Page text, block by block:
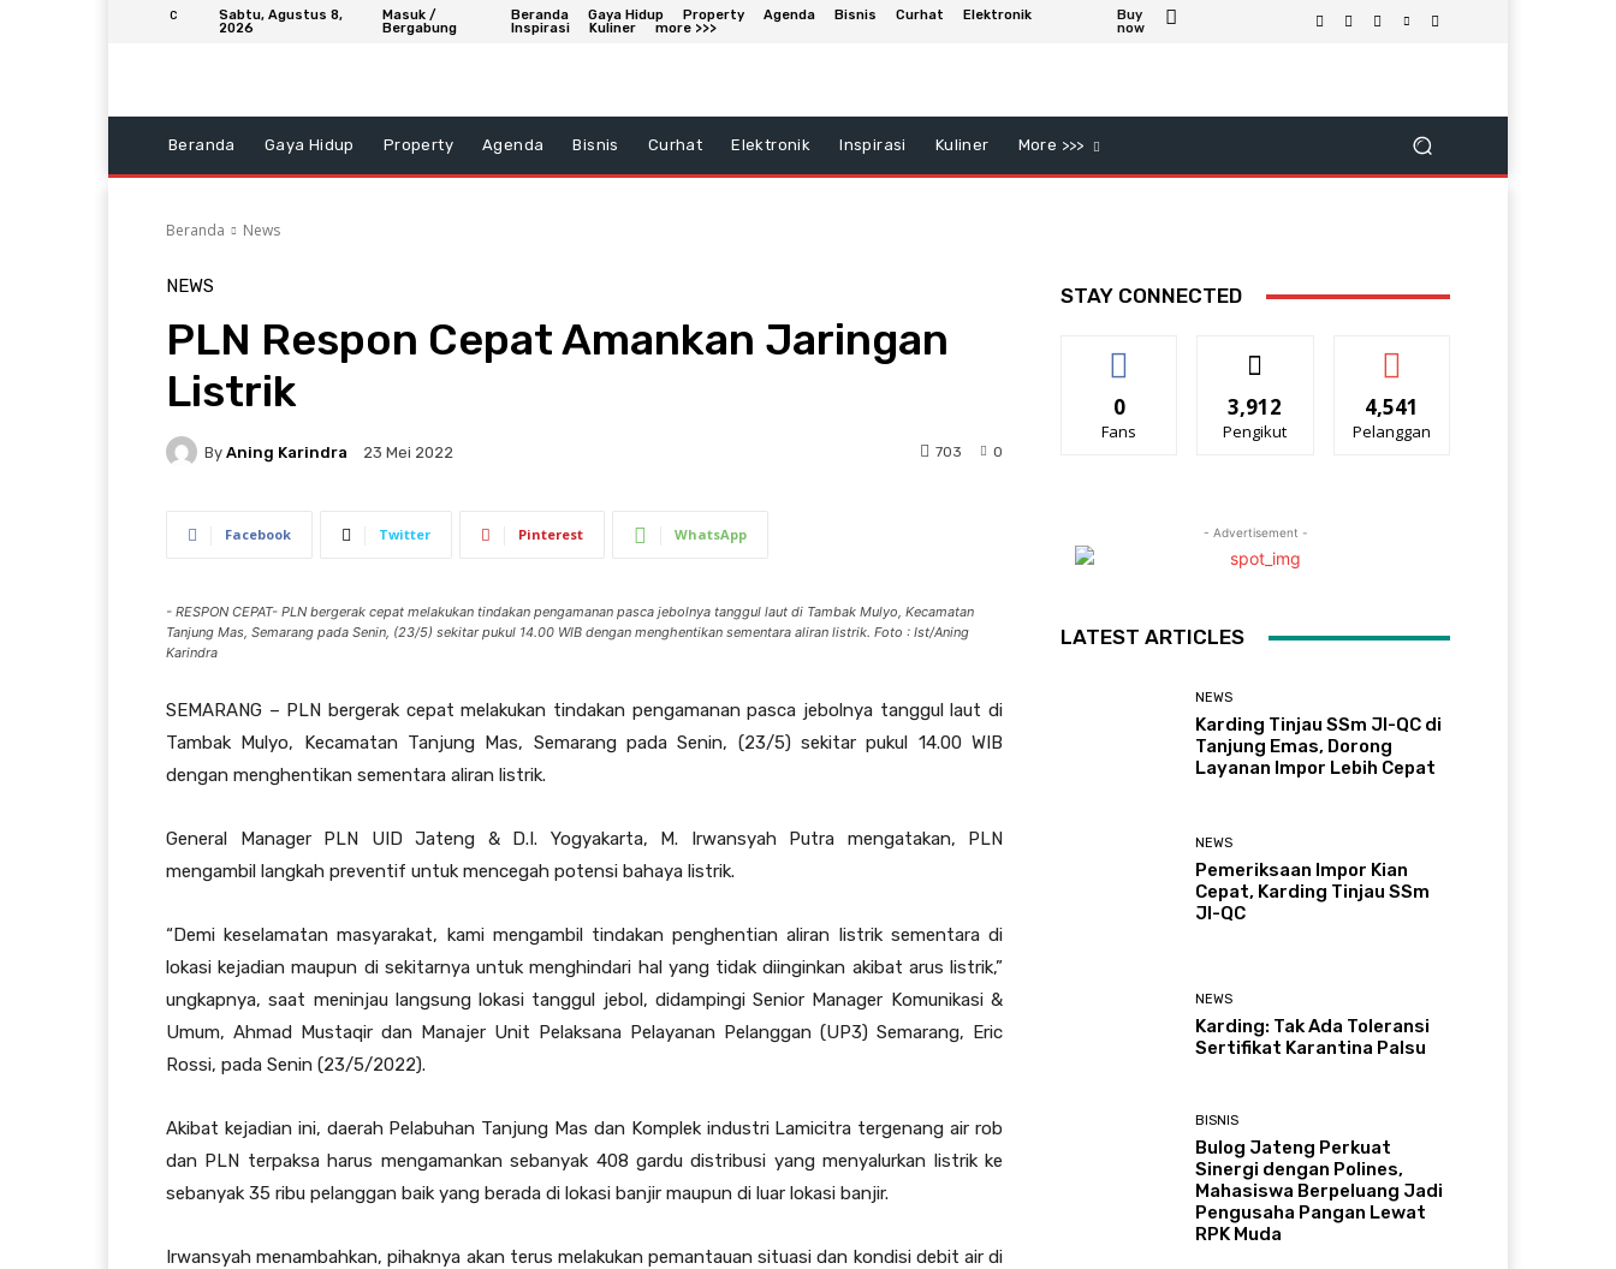
C
Sabtu, Agustus 8,
2026
Masuk /
Bergabung
Beranda Gaya Hidup Property Agenda Bisnis Curhat
Elektronik
Inspirasi
Kuliner more >>>
Buy
now
Beranda Gaya Hidup Property Agenda Bisnis Curhat Elektronik Inspirasi Kuliner More >>>
Beranda News
NEWS
PLN Respon Cepat Amankan Jaringan
Listrik
By Aning Karindra 23 Mei 2022 0
703
Facebook Twitter Pinterest WhatsApp
- RESPON CEPAT- PLN bergerak cepat melakukan tindakan pengamanan pasca jebolnya tanggul laut di Tambak Mulyo, Kecamatan
Tanjung Mas, Semarang pada Senin, (23/5) sekitar pukul 14.00 WIB dengan menghentikan sementara aliran listrik. Foto : Ist/Aning
Karindra
SEMARANG – PLN bergerak cepat melakukan tindakan pengamanan pasca jebolnya tanggul laut di
Tambak Mulyo, Kecamatan Tanjung Mas, Semarang pada Senin, (23/5) sekitar pukul 14.00 WIB
dengan menghentikan sementara aliran listrik.
General Manager PLN UID Jateng & D.I. Yogyakarta, M. Irwansyah Putra mengatakan, PLN
mengambil langkah preventif untuk mencegah potensi bahaya listrik.
“Demi keselamatan masyarakat, kami mengambil tindakan penghentian aliran listrik sementara di
lokasi kejadian maupun di sekitarnya untuk menghindari hal yang tidak diinginkan akibat arus listrik,”
ungkapnya, saat meninjau langsung lokasi tanggul jebol, didampingi Senior Manager Komunikasi &
Umum, Ahmad Mustaqir dan Manajer Unit Pelaksana Pelayanan Pelanggan (UP3) Semarang, Eric
Rossi, pada Senin (23/5/2022).
Akibat kejadian ini, daerah Pelabuhan Tanjung Mas dan Komplek industri Lamicitra tergenang air rob
dan PLN terpaksa harus mengamankan sebanyak 408 gardu distribusi yang menyalurkan listrik ke
sebanyak 35 ribu pelanggan baik yang berada di lokasi banjir maupun di luar lokasi banjir.
Irwansyah menambahkan, pihaknya akan terus melakukan pemantauan situasi dan kondisi debit air di
STAY CONNECTED
0
Fans
3,912
Pengikut
4,541
Pelanggan
- Advertisement -
LATEST ARTICLES
NEWS
Karding Tinjau SSm JI-QC di
Tanjung Emas, Dorong
Layanan Impor Lebih Cepat
NEWS
Pemeriksaan Impor Kian
Cepat, Karding Tinjau SSm
JI-QC
NEWS
Karding: Tak Ada Toleransi
Sertifikat Karantina Palsu
BISNIS
Bulog Jateng Perkuat
Sinergi dengan Polines,
Mahasiswa Berpeluang Jadi
Pengusaha Pangan Lewat
RPK Muda